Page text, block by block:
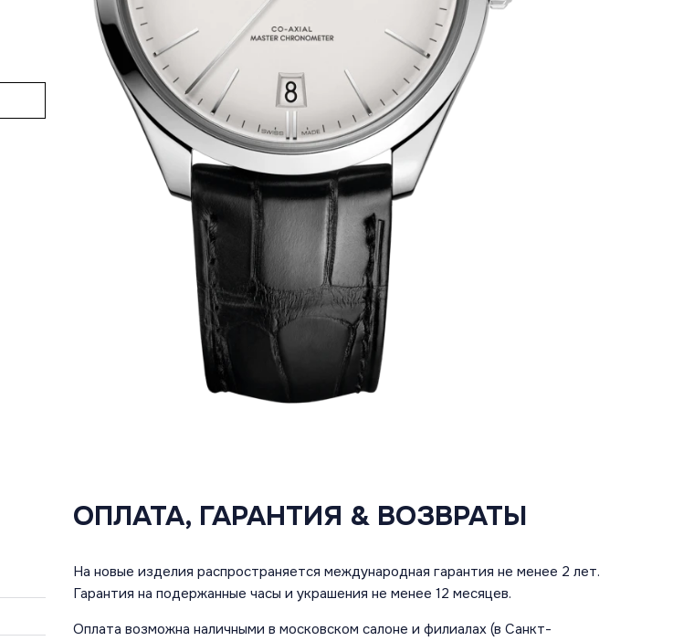
ОПЛАТА, ГАРАНТИЯ & ВОЗВРАТЫ
На новые изделия распространяется международная гарантия не менее 2 лет.
Гарантия на подержанные часы и украшения не менее 12 месяцев.
Оплата возможна наличными в московском салоне и филиалах (в Санкт-